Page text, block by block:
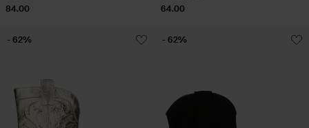
84.00
64.00
- 62% - 62%